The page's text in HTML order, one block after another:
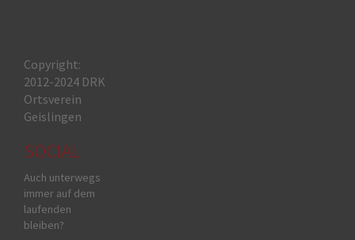
Copyright:
2012-2024 DRK
Ortsverein
Geislingen
SOCIAL
Auch unterwegs
immer auf dem
laufenden
bleiben?